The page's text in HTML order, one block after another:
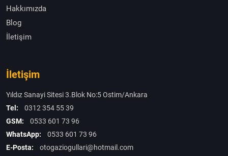
Hakkımızda
Blog
İletişim
İletişim
Yıldız Sanayi Sitesi 3.Blok No:5 Ostim/Ankara
Tel:
0312 354 55 39
GSM:
0533 601 73 96
WhatsApp:
0533 601 73 96
E-Posta:
otogaziogullari@hotmail.com